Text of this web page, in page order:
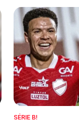
SÉRIE B!